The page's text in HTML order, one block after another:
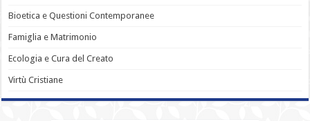
Bioetica e Questioni Contemporanee
Famiglia e Matrimonio
Ecologia e Cura del Creato
Virtù Cristiane